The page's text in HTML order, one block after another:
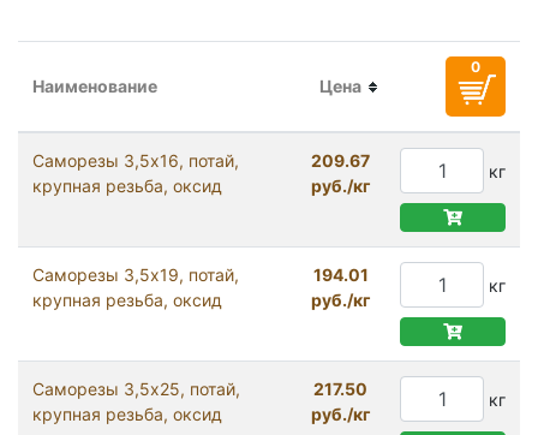
Наименование Цена
Саморезы 3,5x16, потай,
крупная резьба, оксид
209.67
руб./кг
кг
Саморезы 3,5x19, потай,
крупная резьба, оксид
194.01
руб./кг
кг
Саморезы 3,5x25, потай,
крупная резьба, оксид
217.50
руб./кг
кг